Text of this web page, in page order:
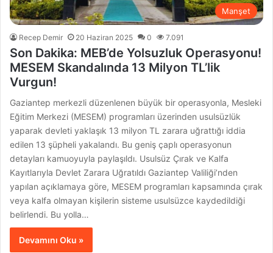
Manşet
Recep Demir 20 Haziran 2025 0 7.091
Son Dakika: MEB’de Yolsuzluk Operasyonu!
MESEM Skandalında 13 Milyon TL’lik
Vurgun!
Gaziantep merkezli düzenlenen büyük bir operasyonla, Mesleki
Eğitim Merkezi (MESEM) programları üzerinden usulsüzlük
yaparak devleti yaklaşık 13 milyon TL zarara uğrattığı iddia
edilen 13 şüpheli yakalandı. Bu geniş çaplı operasyonun
detayları kamuoyuyla paylaşıldı. Usulsüz Çırak ve Kalfa
Kayıtlarıyla Devlet Zarara Uğratıldı Gaziantep Valiliği’nden
yapılan açıklamaya göre, MESEM programları kapsamında çırak
veya kalfa olmayan kişilerin sisteme usulsüzce kaydedildiği
belirlendi. Bu yolla…
Devamını Oku »